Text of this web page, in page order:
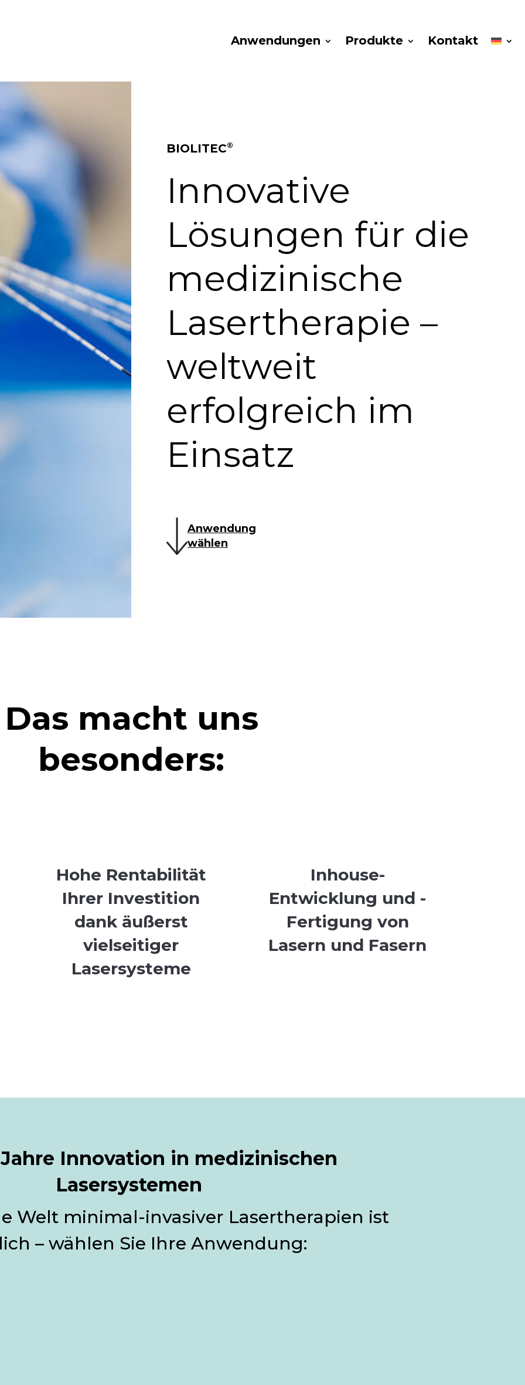
Anwendungen Produkte Kontakt
BIOLITEC®
Innovative
Lösungen für die
medizinische
Lasertherapie –
weltweit
erfolgreich im
Einsatz
Anwendung
wählen
Das macht uns
besonders:
Hohe Rentabilität
Ihrer Investition
dank äußerst
vielseitiger
Lasersysteme
Inhouse-
Entwicklung und -
Fertigung von
Lasern und Fasern
Innovation in medizinischen
Lasersystemen
Welt minimal-invasiver Lasertherapien ist
– wählen Sie Ihre Anwendung: